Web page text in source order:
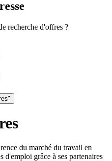
recherche d'offres ?
du marché du travail en
d'emploi grâce à ses partenaires